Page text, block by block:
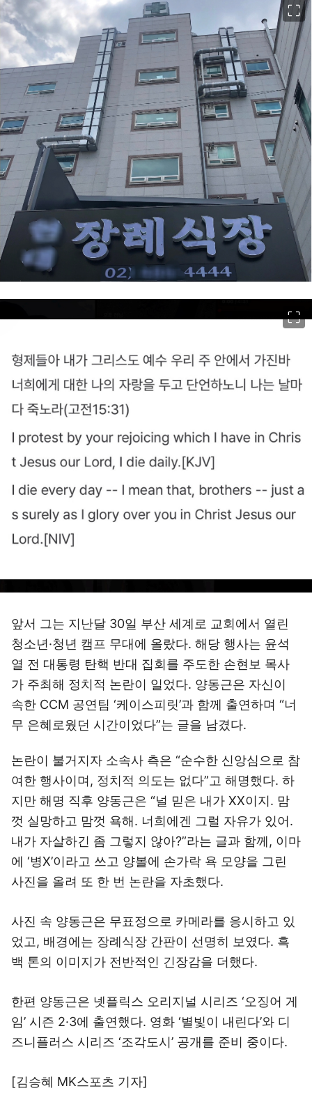
앞서 그는 지난달 30일 부산 세계로 교회에서 열린
청소년·청년 캠프 무대에 올랐다. 해당 행사는 윤석
열 전 대통령 탄핵 반대 집회를 주도한 손현보 목사
가 주최해 정치적 논란이 일었다. 양동근은 자신이
속한 CCM 공연팀 ‘케이스피릿’과 함께 출연하며 “너
무 은혜로웠던 시간이었다”는 글을 남겼다.
논란이 불거지자 소속사 측은 “순수한 신앙심으로 참
여한 행사이며, 정치적 의도는 없다”고 해명했다. 하
지만 해명 직후 양동근은 “널 믿은 내가 XX이지. 맘
껏 실망하고 맘껏 욕해. 너희에겐 그럴 자유가 있어.
내가 자살하긴 좀 그렇지 않아?”라는 글과 함께, 이마
에 ‘병X’이라고 쓰고 양볼에 손가락 욕 모양을 그린
사진을 올려 또 한 번 논란을 자초했다.
사진 속 양동근은 무표정으로 카메라를 응시하고 있
었고, 배경에는 장례식장 간판이 선명히 보였다. 흑
백 톤의 이미지가 전반적인 긴장감을 더했다.
한편 양동근은 넷플릭스 오리지널 시리즈 ‘오징어 게
임’ 시즌 2·3에 출연했다. 영화 ‘별빛이 내린다’와 디
즈니플러스 시리즈 ‘조각도시’ 공개를 준비 중이다.
[김승혜 MK스포츠 기자]